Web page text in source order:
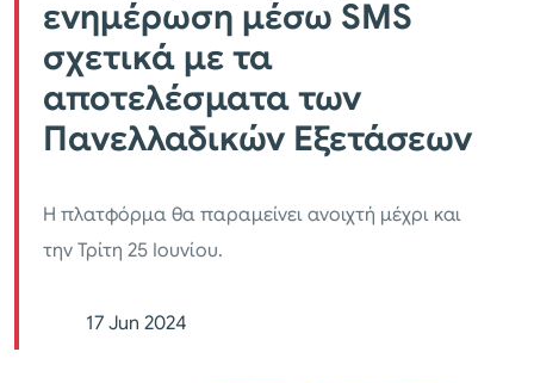
ενημέρωση μέσω SMS
σχετικά με τα
αποτελέσματα των
Πανελλαδικών Εξετάσεων
Η πλατφόρμα θα παραμείνει ανοιχτή μέχρι και
την Τρίτη 25 Ιουνίου.
17 Jun 2024